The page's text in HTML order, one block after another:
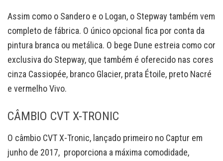
Assim como o Sandero e o Logan, o Stepway também vem
completo de fábrica. O único opcional fica por conta da
pintura branca ou metálica. O bege Dune estreia como cor
exclusiva do Stepway, que também é oferecido nas cores
cinza Cassiopée, branco Glacier, prata Étoile, preto Nacré
e vermelho Vivo.
CÂMBIO CVT X-TRONIC
O câmbio CVT X-Tronic, lançado primeiro no Captur em
junho de 2017, proporciona a máxima comodidade,